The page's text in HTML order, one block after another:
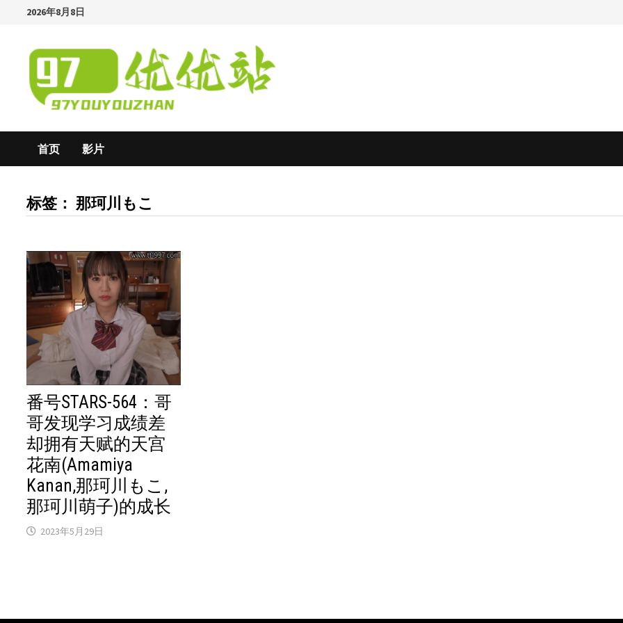
content
2026年8月8日
首页 影片
标签： 那珂川もこ
番号STARS-564：哥
哥发现学习成绩差
却拥有天赋的天宫
花南(Amamiya
Kanan,那珂川もこ,
那珂川萌子)的成长
2023年5月29日